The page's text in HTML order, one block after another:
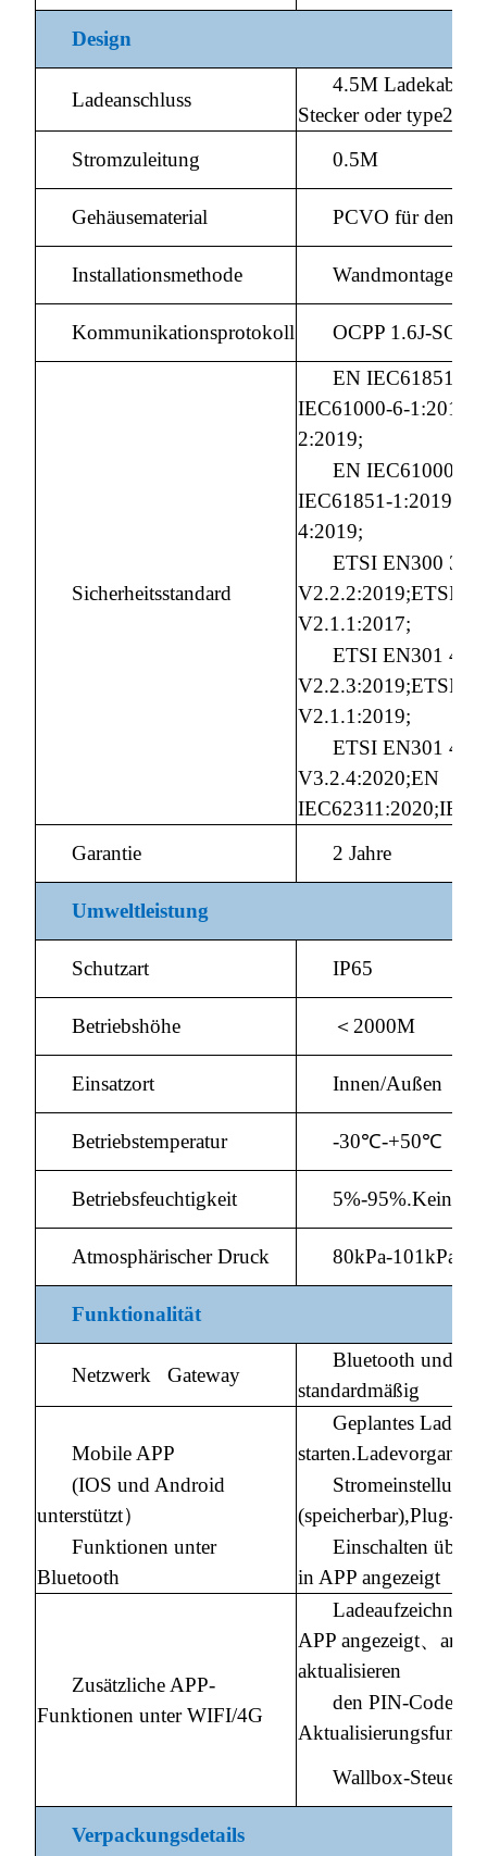
Design
Ladeanschluss
4.5M Ladekabel
Stecker oder type2
Stromzuleitung
0.5M
Gehäusematerial PCVO für den
Installationsmethode Wandmontage/
Kommunikationsprotokoll OCPP 1.6J-SON
Sicherheitsstandard
EN IEC61851-
IEC61000-6-
2:2019;
EN IEC61000-6-
IEC61851-
4:2019;
ETSI EN300 328
V2.2.2:2019;ETSI
V2.1.1:2017;
ETSI EN301
V2.2.3:2019;ETSI
V2.1.1:2019;
ETSI EN301
V3.2.4:2020;EN
Garantie
2 Jahre
Umweltleistung
Schutzart IP65
Betriebshöhe ＜2000M
Einsatzort Innen/Außen
Betriebstemperatur -30℃-+50℃
Betriebsfeuchtigkeit 5%-95%.Keine
Atmosphärischer Druck 80kPa-101kPa
Funktionalität
Netzwerk Gateway
Bluetooth und
standardmäßig
Mobile APP
Geplantes Laden
starten.Ladevorgang
(IOS und Android
unterstützt）
Stromeinstellung
(speicherbar),Plug-
Funktionen unter
Bluetooth
Einschalten über
in APP angezeigt
Zusätzliche APP-
Funktionen unter WIFI/4G
APP angezeigt、
aktualisieren
den PIN-
Wallbox-
Verpackungsdetails